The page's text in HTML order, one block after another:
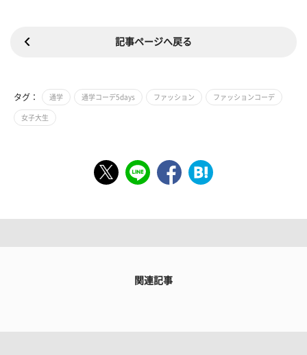
記事ページへ戻る
タグ： 通学 通学コーデ5days ファッション ファッションコーデ
女子大生
関連記事